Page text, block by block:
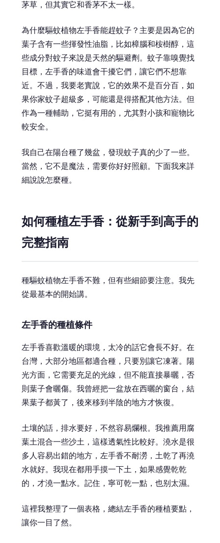
茅草，但其實它和香茅不太一樣。
為什麼驅蚊植物左手香能趕蚊子？主要是因為它的
葉子含有一些揮發性油脂，比如樟腦和桉樹醇，這
些成分對蚊子來說是天然的驅避劑。蚊子靠嗅覺找
目標，左手香的味道會干擾它們，讓它們不想靠
近。不過，我要老實說，它的效果不是百分百，如
果你家蚊子超級多，可能還是得搭配其他方法。但
作為一種輔助，它挺有用的，尤其對小孩和寵物比
較安全。
我自己在陽台種了幾盆，發現蚊子真的少了一些。
當然，它不是魔法，需要你好好照顧。下面我來詳
細說說怎麼種。
如何種植左手香：從新手到高手的
完整指南
種驅蚊植物左手香不難，但有些細節要注意。我先
從最基本的開始講。
左手香的種植條件
左手香喜歡溫暖的環境，太冷的話它會長不好。在
台灣，大部分地區都適合種，只要別讓它凍著。陽
光方面，它需要充足的光線，但不能直接暴曬，否
則葉子會曬傷。我曾經把一盆放在西曬的窗台，結
果葉子都黃了，後來移到半陰的地方才恢復。
土壤的話，排水要好，不然容易爛根。我推薦用腐
葉土混合一些沙土，這樣透氣性比較好。澆水是很
多人容易出錯的地方，左手香不耐澇，土乾了再澆
水就好。我現在都用手摸一下土，如果感覺乾乾
的，才澆一點水。記住，寧可乾一點，也别太濕。
這裡我整理了一個表格，總結左手香的種植要點，
讓你一目了然。